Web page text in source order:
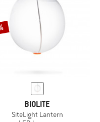
BIOLITE
SiteLight Lantern